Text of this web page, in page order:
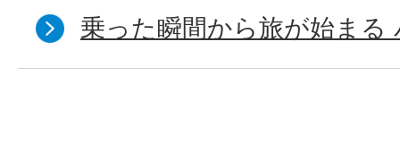
乗った瞬間から旅が始まる